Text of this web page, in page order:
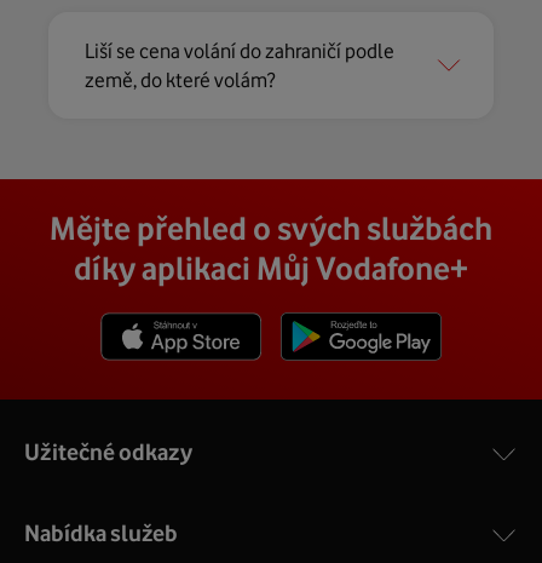
Liší se cena volání do zahraničí podle
země, do které volám?
Mějte přehled o svých službách
díky aplikaci Můj Vodafone+
Užitečné odkazy
Nabídka služeb